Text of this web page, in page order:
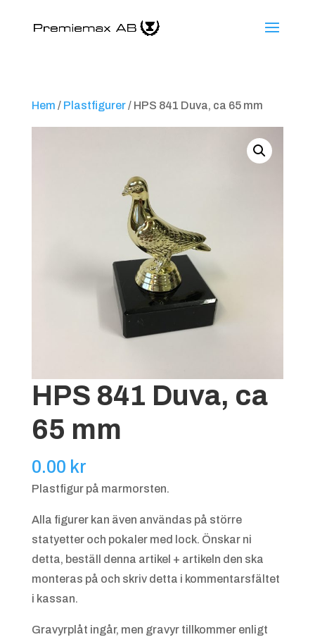
Hem / Plastfigurer/ HPS 841 Duva, ca 65 mm
HPS 841 Duva, ca
65 mm
0.00 kr
Plastfigur på marmorsten.
Alla figurer kan även användas på större
statyetter och pokaler med lock. Önskar ni
detta, beställ denna artikel + artikeln den ska
monteras på och skriv detta i kommentarsfältet
i kassan.
Gravyrplåt ingår, men gravyr tillkommer enligt